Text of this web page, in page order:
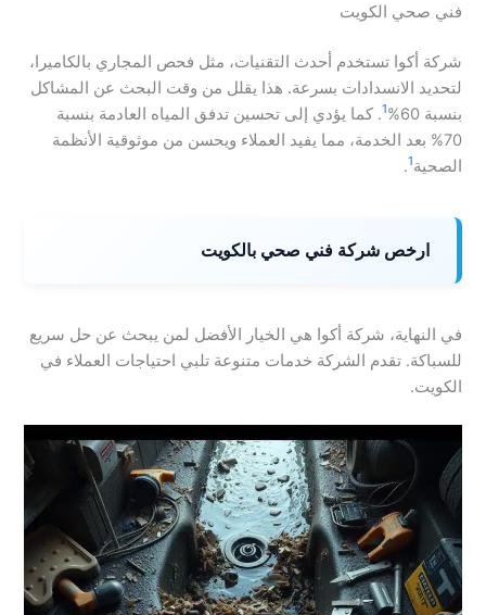
فني صحي الكويت
شركة أكوا تستخدم أحدث التقنيات، مثل فحص المجاري بالكاميرا،
لتحديد الانسدادات بسرعة. هذا يقلل من وقت البحث عن المشاكل
بنسبة 60%
1. كما يؤدي إلى تحسين تدفق المياه العادمة بنسبة
70% بعد الخدمة، مما يفيد العملاء ويحسن من موثوقية الأنظمة
الصحية1
.
ارخص شركة فني صحي بالكويت
في النهاية، شركة أكوا هي الخيار الأفضل لمن يبحث عن حل سريع
للسباكة. تقدم الشركة خدمات متنوعة تلبي احتياجات العملاء في
الكويت.